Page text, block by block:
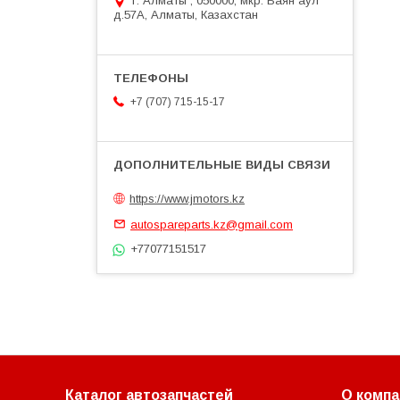
д.57А, Алматы, Казахстан
+7 (707) 715-15-17
https://www.jmotors.kz
autospareparts.kz@gmail.com
+77077151517
Каталог автозапчастей О